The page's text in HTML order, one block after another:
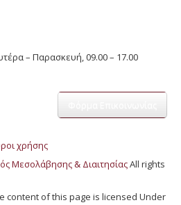
– Παρασκευή, 09.00 – 17.00
χρήσης
Μεσολάβησης & ΔιαιτησίαςAll rights
content of this page is licensed Under